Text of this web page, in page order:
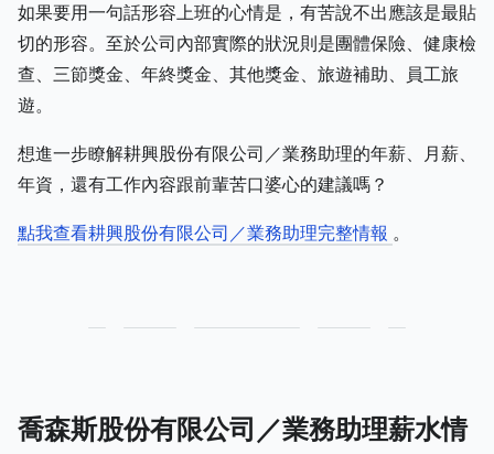
如果要用一句話形容上班的心情是，有苦說不出應該是最貼
切的形容。至於公司內部實際的狀況則是團體保險、健康檢
查、三節獎金、年終獎金、其他獎金、旅遊補助、員工旅
遊。
想進一步瞭解耕興股份有限公司／業務助理的年薪、月薪、
年資，還有工作內容跟前輩苦口婆心的建議嗎？
點我查看耕興股份有限公司／業務助理完整情報 。
喬森斯股份有限公司／業務助理薪水情